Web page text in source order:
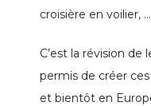
croisière en voilier, …
C’est la révision de
permis de créer
et bientôt en